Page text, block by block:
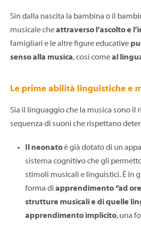
Sin dalla nascita la bambina o il
musicale cheattraverso l’ascolto e
famigliari e le altre figure educative
senso alla musica, così comeal
Le prime abilità linguistiche e
Sia il linguaggio che la musica sono il
sequenza di suoni che rispettano
Il neonatoè già dotato di un
sistema cognitivo che gli
stimoli musicali e linguistici. È in
forma di apprendimento “ad
strutture musicali e di quelle
apprendimento implicito, una